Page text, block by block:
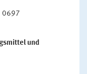
0697
und